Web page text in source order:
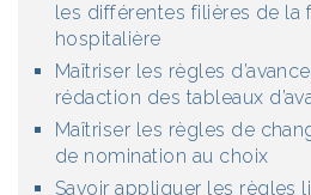
les différentes filières de
hospitalière
Maîtriser les règles
rédaction des tableaux
Maîtriser les règles de
de nomination au choix
Savoir appliquer les règles